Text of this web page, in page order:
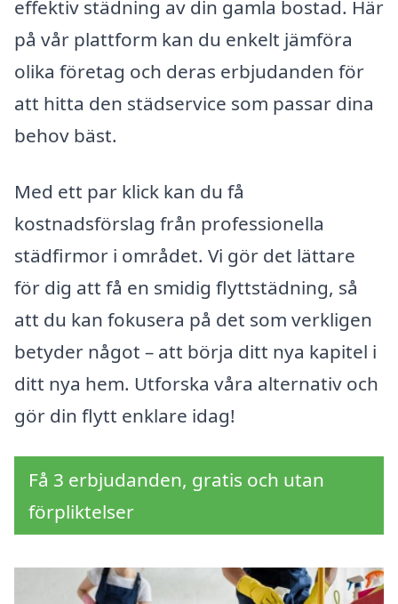
effektiv städning av din gamla bostad. Här
på vår plattform kan du enkelt jämföra
olika företag och deras erbjudanden för
att hitta den städservice som passar dina
behov bäst.
Med ett par klick kan du få
kostnadsförslag från professionella
städfirmor i området. Vi gör det lättare
för dig att få en smidig flyttstädning, så
att du kan fokusera på det som verkligen
betyder något – att börja ditt nya kapitel i
ditt nya hem. Utforska våra alternativ och
gör din flytt enklare idag!
Få 3 erbjudanden, gratis och utan
förpliktelser